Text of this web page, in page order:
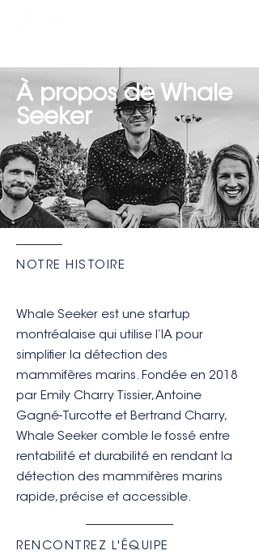
À propos de Whale
Seeker
NOTRE HISTOIRE
Whale Seeker est une startup
montréalaise qui utilise l’IA pour
simplifier la détection des
mammifères marins. Fondée en 2018
par Emily Charry Tissier, Antoine
Gagné-Turcotte et Bertrand Charry,
Whale Seeker comble le fossé entre
rentabilité et durabilité en rendant la
détection des mammifères marins
rapide, précise et accessible.
RENCONTREZ L'ÉQUIPE